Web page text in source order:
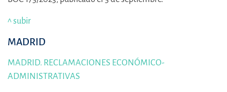
^ subir
MADRID
MADRID. RECLAMACIONES ECONÓMICO-
ADMINISTRATIVAS